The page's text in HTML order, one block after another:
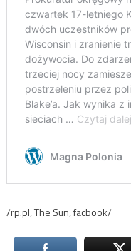
/rp.pl, The Sun, facbook/